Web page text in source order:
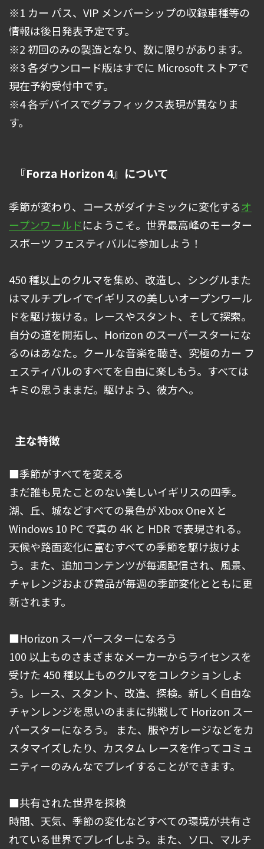
※1 カー パス、VIP メンバーシップの収録車種等の
情報は後日発表予定です。
※2 初回のみの製造となり、数に限りがあります。
※3 各ダウンロード版はすでに Microsoft ストアで
現在予約受付中です。
※4 各デバイスでグラフィックス表現が異なりま
す。
『Forza Horizon 4』について
季節が変わり、コースがダイナミックに変化するオ
ープンワールドにようこそ。世界最高峰のモーター
スポーツ フェスティバルに参加しよう！
450 種以上のクルマを集め、改造し、シングルまた
はマルチプレイでイギリスの美しいオープンワール
ドを駆け抜ける。レースやスタント、そして探索。
自分の道を開拓し、Horizon のスーパースターにな
るのはあなた。クールな音楽を聴き、究極のカー フ
ェスティバルのすべてを自由に楽しもう。すべては
キミの思うままだ。駆けよう、彼方へ。
主な特徴
■季節がすべてを変える
まだ誰も見たことのない美しいイギリスの四季。
湖、丘、城などすべての景色が Xbox One X と
Windows 10 PC で真の 4K と HDR で表現される。
天候や路面変化に富むすべての季節を駆け抜けよ
う。また、追加コンテンツが毎週配信され、風景、
チャレンジおよび賞品が毎週の季節変化とともに更
新されます。
■Horizon スーパースターになろう
100 以上ものさまざまなメーカーからライセンスを
受けた 450 種以上ものクルマをコレクションしよ
う。レース、スタント、改造、探検。新しく自由な
チャンレンジを思いのままに挑戦して Horizon スー
パースターになろう。 また、服やガレージなどをカ
スタマイズしたり、カスタム レースを作ってコミュ
ニティーのみんなでプレイすることができます。
■共有された世界を探検
時間、天気、季節の変化などすべての環境が共有さ
れている世界でプレイしよう。また、ソロ、マルチ